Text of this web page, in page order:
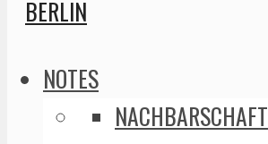
NOTES
NACHBARSCHAFT